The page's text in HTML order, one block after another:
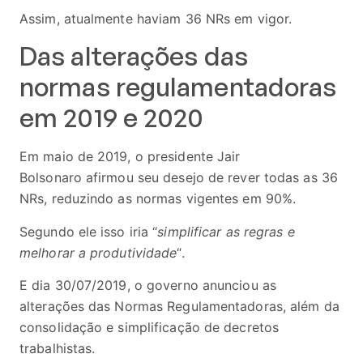
Assim, atualmente haviam 36 NRs em vigor.
Das alterações das
normas regulamentadoras
em 2019 e 2020
Em maio de 2019, o presidente Jair
Bolsonaro afirmou seu desejo de rever todas as 36
NRs, reduzindo as normas vigentes em 90%.
Segundo ele isso iria “simplificar as regras e
melhorar a produtividade“.
E dia 30/07/2019, o governo anunciou as
alterações das Normas Regulamentadoras, além da
consolidação e simplificação de decretos
trabalhistas.